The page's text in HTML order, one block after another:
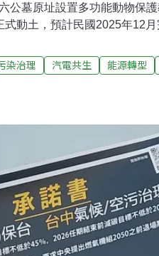
公墓原址設置多功能動物保
式動土，預計民國2025年12
共生廠拚2030年脫媒桃園市
用生煤為燃料的汽電共生廠協
發電脫煤者聯盟（PPCA）肯
、正隆、永豐餘、大園汽電
蹤減煤路徑，要求業者達成
染治理 汽電共生 能源轉型